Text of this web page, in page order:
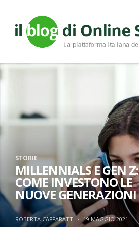
STORIE
MILLENNIALS E GEN Z:
COME INVESTONO LE
NUOVE GENERAZIONI
ROBERTA CAFFARATTI · 19 MAGGIO 2021